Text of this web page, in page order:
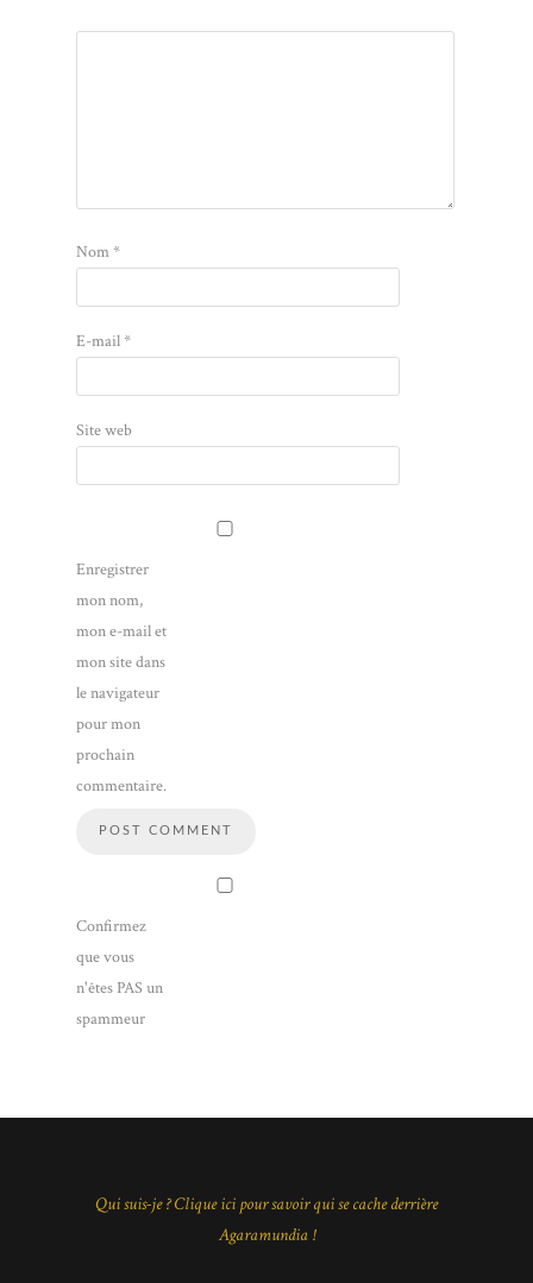
Nom*
E-mail*
Site web
Enregistrer
mon nom,
mon e-mail et
mon site dans
le navigateur
pour mon
prochain
commentaire.
Confirmez
que vous
n'êtes PAS un
spammeur
Qui suis-je ? Clique ici pour savoir qui se cache derrière
Agaramundia !